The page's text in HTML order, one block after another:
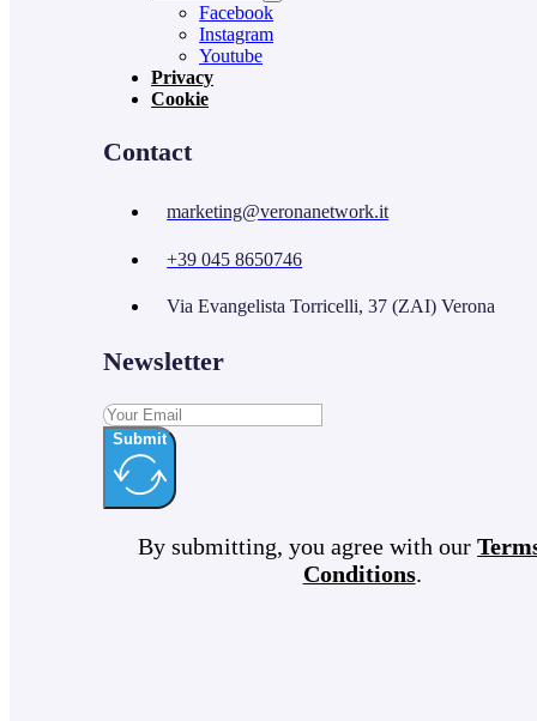
Facebook
Instagram
Youtube
Privacy
Cookie
Contact
marketing@veronanetwork.it
+39 045 8650746
Via Evangelista Torricelli, 37 (ZAI) Verona
Newsletter
Submit
By submitting, you agree with our
Conditions.